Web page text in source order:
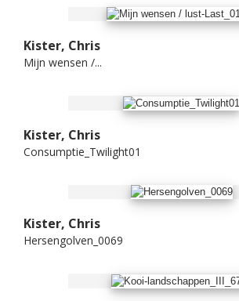
Kister, Chris
Mijn wensen /...
Kister, Chris
Consumptie_Twilight01
Kister, Chris
Hersengolven_0069